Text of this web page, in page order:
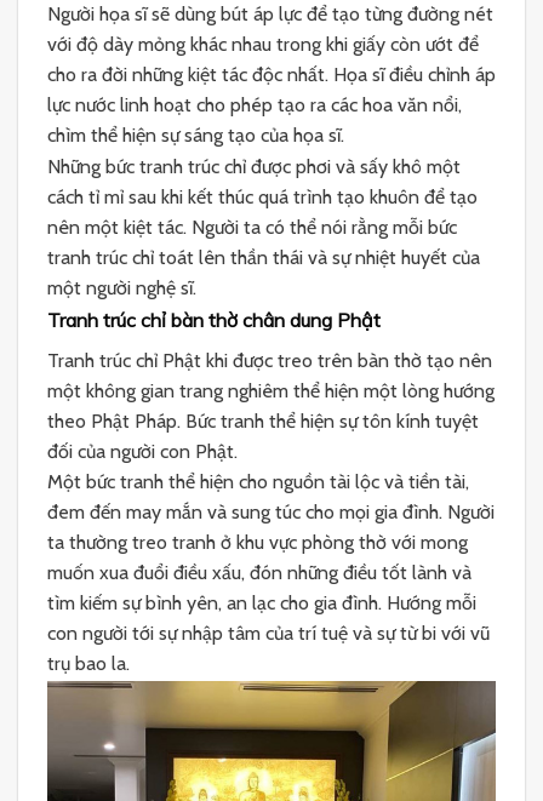
Người họa sĩ sẽ dùng bút áp lực để tạo từng đường nét
với độ dày mỏng khác nhau trong khi giấy còn ướt để
cho ra đời những kiệt tác độc nhất. Họa sĩ điều chỉnh áp
lực nước linh hoạt cho phép tạo ra các hoa văn nổi,
chìm thể hiện sự sáng tạo của họa sĩ.
Những bức tranh trúc chỉ được phơi và sấy khô một
cách tỉ mỉ sau khi kết thúc quá trình tạo khuôn để tạo
nên một kiệt tác. Người ta có thể nói rằng mỗi bức
tranh trúc chỉ toát lên thần thái và sự nhiệt huyết của
một người nghệ sĩ.
Tranh trúc chỉ bàn thờ chân dung Phật
Tranh trúc chỉ Phật khi được treo trên bàn thờ tạo nên
một không gian trang nghiêm thể hiện một lòng hướng
theo Phật Pháp. Bức tranh thể hiện sự tôn kính tuyệt
đối của người con Phật.
Một bức tranh thể hiện cho nguồn tài lộc và tiền tài,
đem đến may mắn và sung túc cho mọi gia đình. Người
ta thường treo tranh ở khu vực phòng thờ với mong
muốn xua đuổi điều xấu, đón những điều tốt lành và
tìm kiếm sự bình yên, an lạc cho gia đình. Hướng mỗi
con người tới sự nhập tâm của trí tuệ và sự từ bi với vũ
trụ bao la.